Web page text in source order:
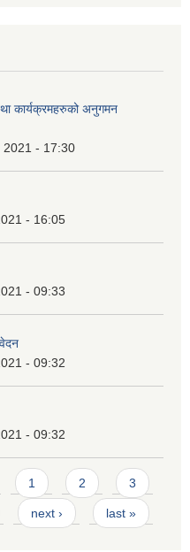
कार्यक्रमहरुको अनुगमन
2021 - 17:30
- 16:05
- 09:33
- 09:32
- 09:32
1 2 3
next › last »